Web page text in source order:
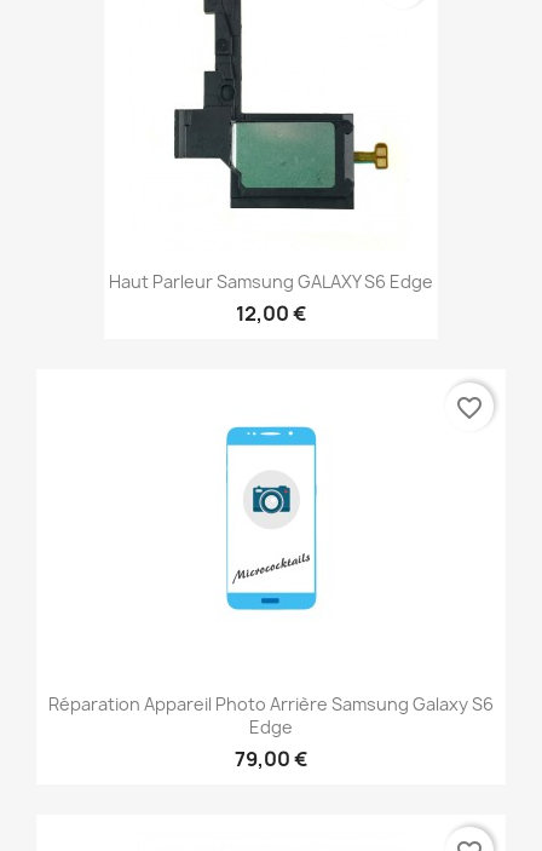
Haut Parleur Samsung GALAXY S6 Edge
12,00 €
Réparation Appareil Photo Arrière Samsung Galaxy S6
Edge
79,00 €
favorite_border